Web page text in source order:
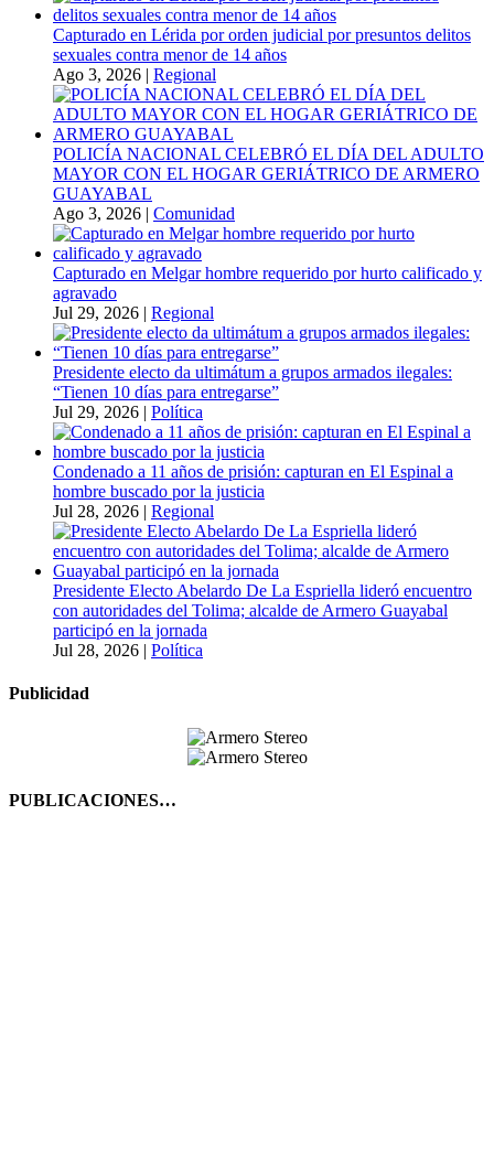
Capturado en Lérida por orden judicial por presuntos delitos
sexuales contra menor de 14 años
Ago 3, 2026 | Regional
POLICÍA NACIONAL CELEBRÓ EL DÍA DEL ADULTO
MAYOR CON EL HOGAR GERIÁTRICO DE ARMERO
GUAYABAL
Ago 3, 2026 | Comunidad
Capturado en Melgar hombre requerido por hurto calificado y
agravado
Jul 29, 2026 | Regional
Presidente electo da ultimátum a grupos armados ilegales:
“Tienen 10 días para entregarse”
Jul 29, 2026 | Política
Condenado a 11 años de prisión: capturan en El Espinal a
hombre buscado por la justicia
Jul 28, 2026 | Regional
Presidente Electo Abelardo De La Espriella lideró encuentro
con autoridades del Tolima; alcalde de Armero Guayabal
participó en la jornada
Jul 28, 2026 | Política
Publicidad
PUBLICACIONES…